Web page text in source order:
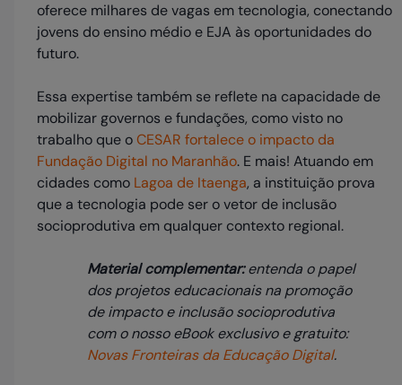
oferece milhares de vagas em tecnologia, conectando
jovens do ensino médio e EJA às oportunidades do
futuro.
Essa expertise também se reflete na capacidade de
mobilizar governos e fundações, como visto no
trabalho que oCESAR fortalece o impacto da
Fundação Digital no Maranhão. E mais! Atuando em
cidades como Lagoa de Itaenga, a instituição prova
que a tecnologia pode ser o vetor de inclusão
socioprodutiva em qualquer contexto regional.
Material complementar:entenda o papel
dos projetos educacionais na promoção
de impacto e inclusão socioprodutiva
com o nosso eBook exclusivo e gratuito:
Novas Fronteiras da Educação Digital.